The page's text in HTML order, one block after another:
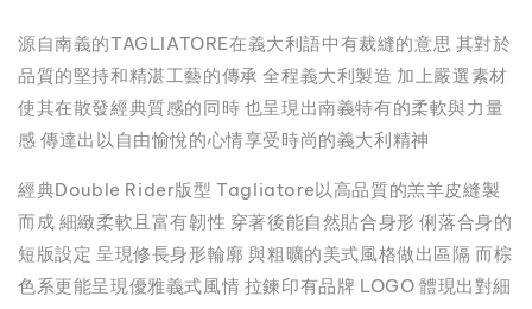
源自南義的TAGLIATORE在義大利語中有裁縫的意思 其對於
品質的堅持和精湛工藝的傳承 全程義大利製造 加上嚴選素材
使其在散發經典質感的同時 也呈現出南義特有的柔軟與力量
感 傳達出以自由愉悅的心情享受時尚的義大利精神
經典Double Rider版型 Tagliatore以高品質的羔羊皮縫製
而成 細緻柔軟且富有韌性 穿著後能自然貼合身形 俐落合身的
短版設定 呈現修長身形輪廓 與粗曠的美式風格做出區隔 而棕
色系更能呈現優雅義式風情 拉鍊印有品牌 LOGO 體現出對細